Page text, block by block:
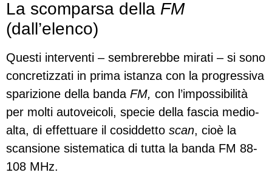
La scomparsa della FM
(dall’elenco)
Questi interventi – sembrerebbe mirati – si sono
concretizzati in prima istanza con la progressiva
sparizione della banda FM, con l’impossibilità
per molti autoveicoli, specie della fascia medio-
alta, di effettuare il cosiddetto scan, cioè la
scansione sistematica di tutta la banda FM 88-
108 MHz.